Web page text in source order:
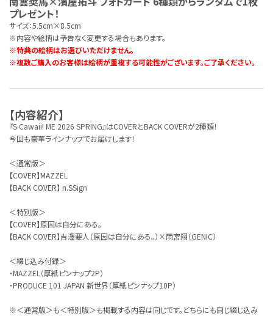
プレゼント！
サイズ：5.5cm×8.5cm
※内容や絵柄は予告なく変更する場合もあります。
※特典の絵柄はお選びいただけません。
※複数ご購入のお客様は絵柄が重複する可能性がございます。ご了承ください。
【内容紹介】
『S Cawaii! ME 2026 SPRING』はCOVERとBACK COVERが2種類！
今回も豪華ラインナップでお届けします！
＜通常版＞
【COVER】MAZZEL
【BACK COVER】 n.SSign
＜特別版＞
【COVER】原因は自分にある。
【BACK COVER】吉澤要人（原因は自分にある。）×雨宮翔（GENIC）
＜綴じ込み付録＞
・MAZZEL（厚紙ピンナップ2P）
・PRODUCE 101 JAPAN 新世界（厚紙ピンナップ10P）
※＜通常版＞も＜特別版＞も掲載する内容は同じです。どちらにも同じ綴じ込み